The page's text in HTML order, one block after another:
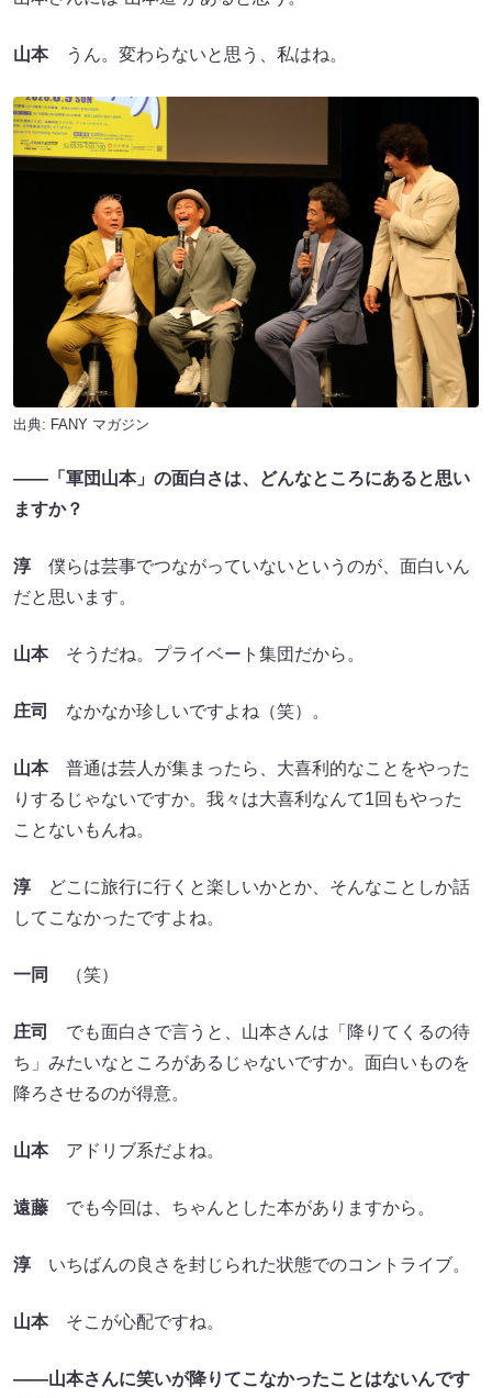
山本うん。変わらないと思う、私はね。
出典: FANY マガジン
――「軍団山本」の面白さは、どんなところにあると思い
ますか？
淳 僕らは芸事でつながっていないというのが、面白いん
だと思います。
山本そうだね。プライベート集団だから。
庄司 なかなか珍しいですよね（笑）。
山本普通は芸人が集まったら、大喜利的なことをやった
りするじゃないですか。我々は大喜利なんて1回もやった
ことないもんね。
淳 どこに旅行に行くと楽しいかとか、そんなことしか話
してこなかったですよね。
一同 （笑）
庄司
でも面白さで言うと、山本さんは「降りてくるの待
ち」みたいなところがあるじゃないですか。面白いものを
降ろさせるのが得意。
山本アドリブ系だよね。
遠藤 でも今回は、ちゃんとした本がありますから。
淳 いちばんの良さを封じられた状態でのコントライブ。
山本そこが心配ですね。
――山本さんに笑いが降りてこなかったことはないんです